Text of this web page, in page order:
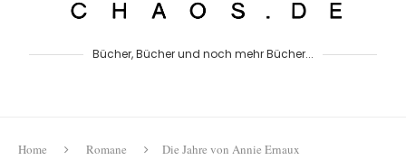
Bücher, Bücher und noch mehr Bücher...
Home Romane Die Jahre von Annie Ernaux